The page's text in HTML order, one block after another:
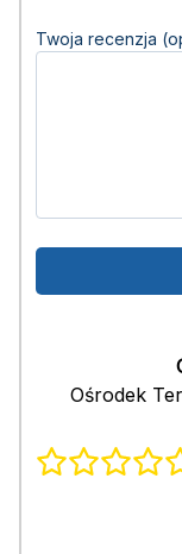
Twoja recenzja
Ośrodek